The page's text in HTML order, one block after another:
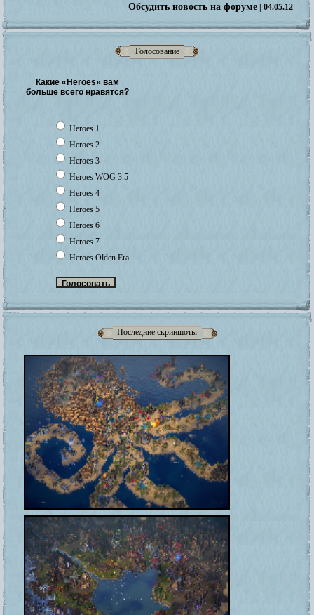
Голосование
Какие «Heroes» вам
больше всего нравятся?
Heroes 1
Heroes 2
Heroes 3
Heroes WOG 3.5
Heroes 4
Heroes 5
Heroes 6
Heroes 7
Heroes Olden Era
Последние скриншоты
Обсудить новость на форуме | 04.05.12